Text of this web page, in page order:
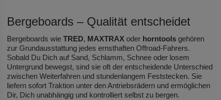
Bergeboards – Qualität entscheidet
Bergeboards wieTRED, MAXTRAX oder horntools gehören
zur Grundausstattung jedes ernsthaften Offroad-Fahrers.
Sobald Du Dich auf Sand, Schlamm, Schnee oder losem
Untergrund bewegst, sind sie oft der entscheidende Unterschied
zwischen Weiterfahren und stundenlangem Feststecken. Sie
liefern sofort Traktion unter den Antriebsrädern und ermöglichen
Dir, Dich unabhängig und kontrolliert selbst zu bergen.